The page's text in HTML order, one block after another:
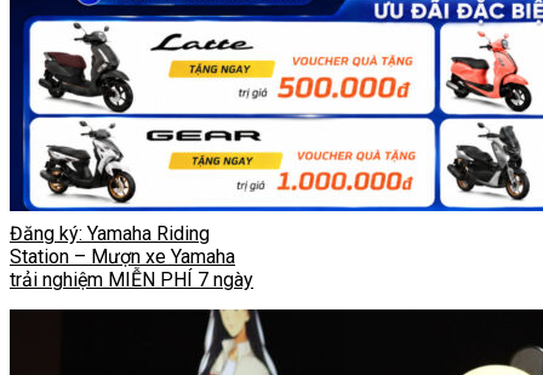
Đăng ký: Yamaha Riding
Station – Mượn xe Yamaha
trải nghiệm MIỄN PHÍ 7 ngày